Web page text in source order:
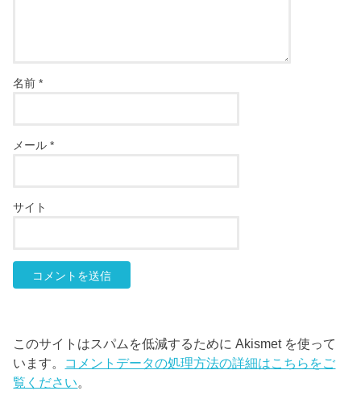
名前*
メール*
サイト
このサイトはスパムを低減するために Akismet を使って
います。 コメントデータの処理方法の詳細はこちらをご
覧ください